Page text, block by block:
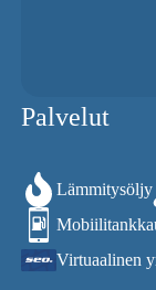
Palvelut
Lämmitysöljy
Virtuaalinen